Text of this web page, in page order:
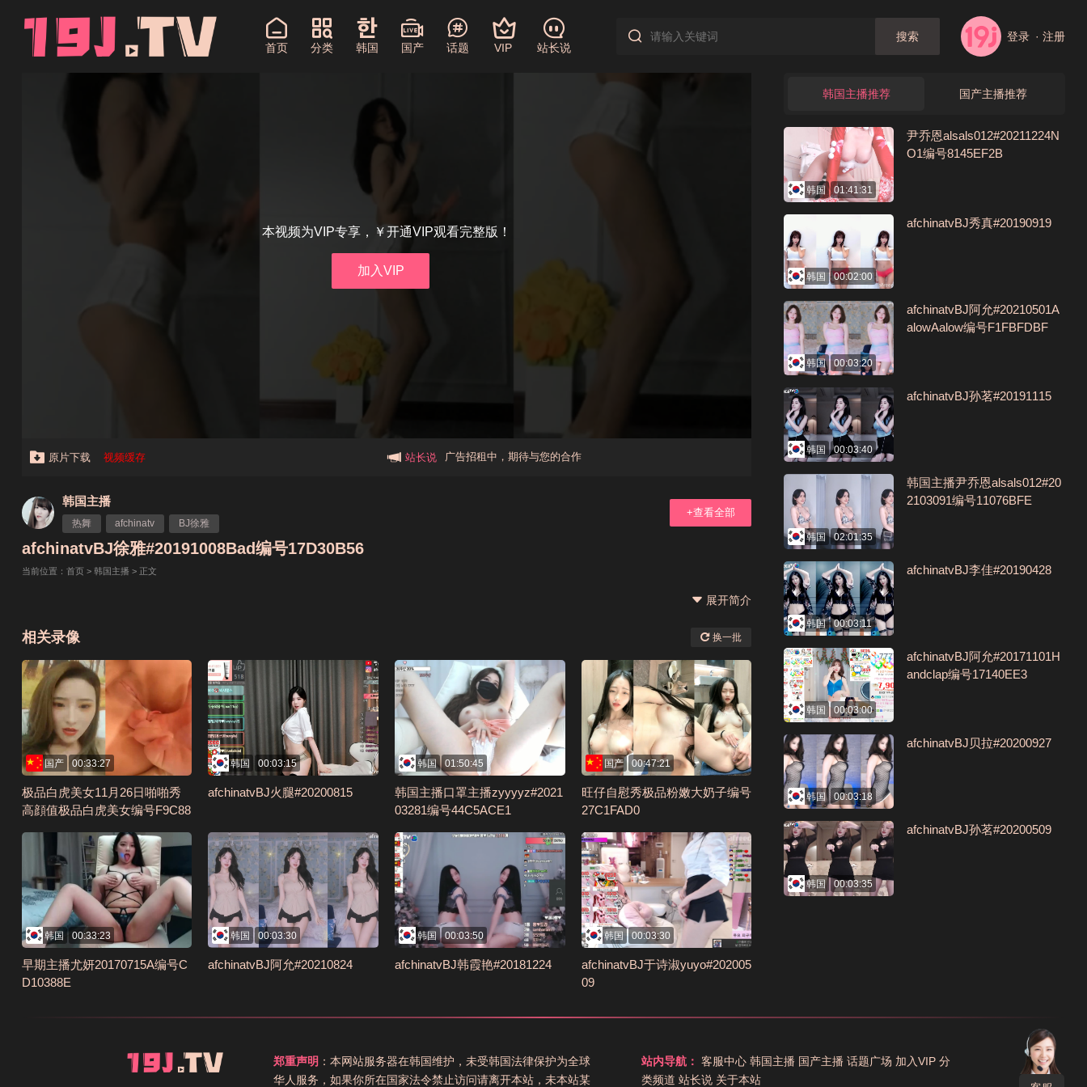
首页 分类 韩国 国产 话题 VIP 站长说
搜索 登录 · 注册
本视频为VIP专享，￥开通VIP观看完整版！
加入VIP
原片下载 视频缓存 站长说
本站大事件(19j网站发展历程)
广告招租中，期待与您的合作
韩国主播
热舞 afchinatv BJ徐雅
+查看全部
afchinatvBJ徐雅#20191008Bad编号17D30B56
当前位置： 首页 > 韩国主播 > 正文
展开简介
相关录像 换一批
国产 00:33:27
极品白虎美女11月26日啪啪秀
高顔值极品白虎美女编号F9C88
韩国 00:03:15
afchinatvBJ火腿#20200815
韩国 01:50:45
韩国主播口罩主播zyyyyz#2021
03281编号44C5ACE1
国产 00:47:21
旺仔自慰秀极品粉嫩大奶子编号
27C1FAD0
韩国 00:33:23
早期主播尤妍20170715A编号C
D10388E
韩国 00:03:30
afchinatvBJ阿允#20210824
韩国 00:03:50
afchinatvBJ韩霞艳#20181224
韩国 00:03:30
afchinatvBJ于诗淑yuyo#202005
09
韩国主播推荐 国产主播推荐
韩国 01:41:31
尹乔恩alsals012#20211224N
O1编号8145EF2B
韩国 00:02:00
afchinatvBJ秀真#20190919
韩国 00:03:20
afchinatvBJ阿允#20210501A
alowAalow编号F1FBFDBF
韩国 00:03:40
afchinatvBJ孙茗#20191115
韩国 02:01:35
韩国主播尹乔恩alsals012#20
2103091编号11076BFE
韩国 00:03:11
afchinatvBJ李佳#20190428
韩国 00:03:00
afchinatvBJ阿允#20171101H
andclap编号17140EE3
韩国 00:03:18
afchinatvBJ贝拉#20200927
韩国 00:03:35
afchinatvBJ孙茗#20200509
郑重声明 ：本网站服务器在韩国维护，未受韩国法律保护为全球
华人服务，如果你所在国家法令禁止访问请离开本站，未本站某
站内导航： 客服中心 韩国主播 国产主播 话题广场 加入VIP 分
类频道 站长说 关于本站